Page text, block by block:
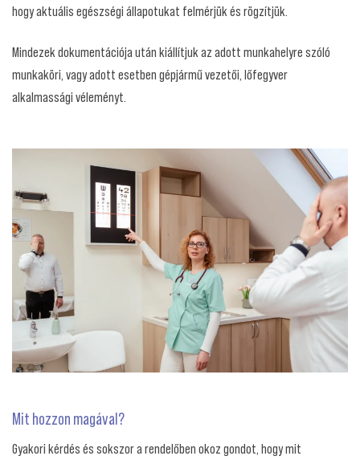
hogy aktuális egészségi állapotukat felmérjük és rögzítjük.
Mindezek dokumentációja után kiállítjuk az adott munkahelyre szóló
munkaköri, vagy adott esetben gépjármű vezetői, lőfegyver
alkalmassági véleményt.
Mit hozzon magával?
Gyakori kérdés és sokszor a rendelőben okoz gondot, hogy mit